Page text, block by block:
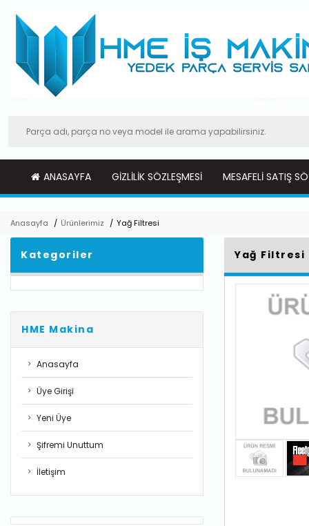
ANASAYFA GIZLILIK SÖZLEŞMESI MESAFELI SATIŞ
Anasayfa / Ürünlerimiz / Yağ Filtresi
Kategoriler
HME Makina
Anasayfa
Üye Girişi
Yeni Üye
Şifremi Unuttum
İletişim
Yağ Filtresi